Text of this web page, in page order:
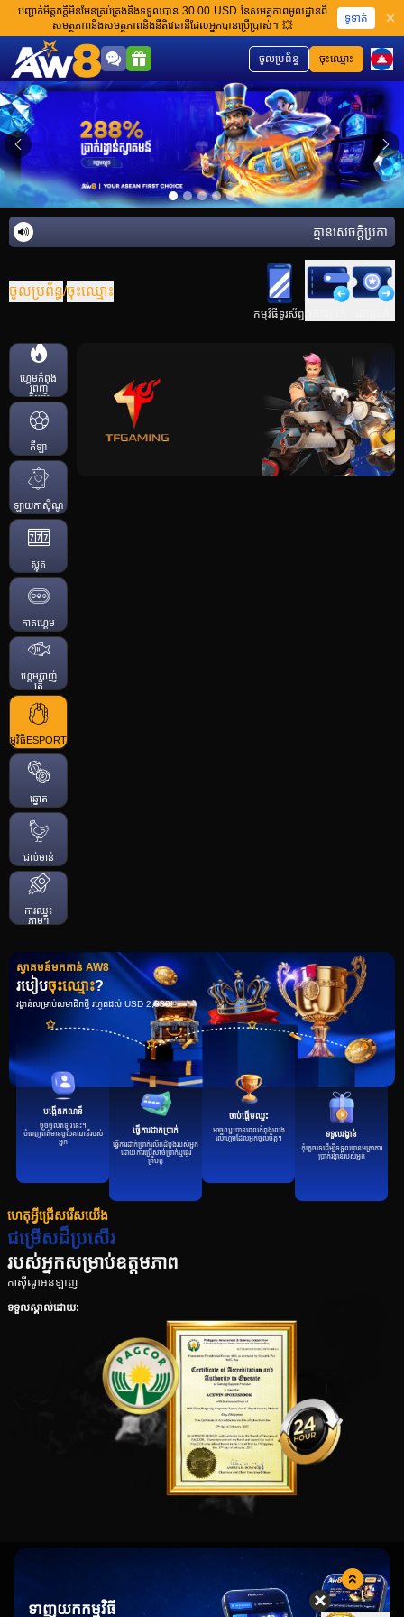
បញ្ជាក់មិត្តភក្តិមិនមែនគ្រប់គ្រងនិងទទួលបាន 30.00 USD នៃសមត្ថភាពមូលដ្ឋានពី
សមត្ថភាពនិងសមត្ថភាពនិងនីតិវេធានីដែលអ្នកបានប្រើប្រាស់។ 💥
ទូទាត់
ចុះឈ្មោះ
ចូលប្រព័ន្ធ
គ្មានសេចក្តីប្រកា
ចូលប្រព័ន្ធ/ចុះឈ្មោះ
កម្មវិធីទូរស័ព្ទ
ហ្គេមកំពុង
ពេញ
និយម
កីឡា
ឡាយកាសុីណូ
ស្លុត
កាតហ្គេម
ហ្គេមបាញ់
ត្រី
កម្មវិធីESPORTS
ឆ្នោត
ជល់មាន់
ការឈ្នះ
ភ្លាមៗ
ស្វាគមន៍មកកាន់ AW8
របៀបចុះឈ្មោះ?
រង្វាន់សម្រាប់សមាជិកថ្មី រហូតដល់ USD 2,880!
បង្កើតគណនី
ចុចចូលឥឡូវនេះ។
បំពេញព័ត៌មានចូលគណនីរបស់
អ្នក
ធ្វើការដាក់ប្រាក់
ធ្វើការដាក់ប្រាក់លើកដំបូងរបស់អ្នក
ដោយការប្រើសាច់ប្រាក់ឬផ្ទេរ
គ្រីបតូ
ចាប់ផ្តើមឈ្នះ
អាចឈ្នះបានពេលកំពុងលេង
លើហ្គេមដែលអ្នកចូលចិត្ត។
ទទួលរង្វាន់
កុំភ្លេចទេដើម្បីទទួលបានអត្រាការ
ប្រាក់រង្វាន់របស់អ្នក
ហេតុអ្វីជ្រើសរើសយើង
ជម្រើសដ៏ប្រសើរ
របស់អ្នកសម្រាប់ឧត្តមភាព
កាស៊ីណូអនឡាញ
ទទួលស្គាល់ដោយ:
ទាញយកកម្មវិធី